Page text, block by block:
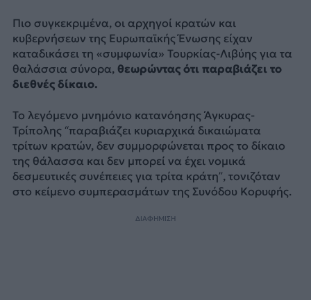
Πιο συγκεκριμένα, οι αρχηγοί κρατών και
κυβερνήσεων της Ευρωπαϊκής Ένωσης είχαν
καταδικάσει τη «συμφωνία» Τουρκίας-Λιβύης για τα
θαλάσσια σύνορα,θεωρώντας ότι παραβιάζει το
διεθνές δίκαιο.
Το λεγόμενο μνημόνιο κατανόησης Άγκυρας-
Τρίπολης “παραβιάζει κυριαρχικά δικαιώματα
τρίτων κρατών, δεν συμμορφώνεται προς το δίκαιο
της θάλασσα και δεν μπορεί να έχει νομικά
δεσμευτικές συνέπειες για τρίτα κράτη”, τονιζόταν
στο κείμενο συμπερασμάτων της Συνόδου Κορυφής.
ΔΙΑΦΗΜΙΣΗ